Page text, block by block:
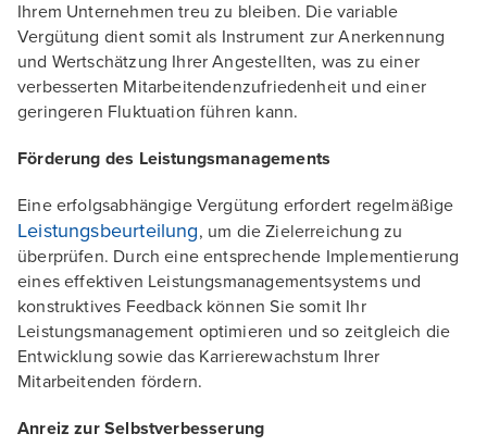
Ihrem Unternehmen treu zu bleiben. Die variable
Vergütung dient somit als Instrument zur Anerkennung
und Wertschätzung Ihrer Angestellten, was zu einer
verbesserten Mitarbeitendenzufriedenheit und einer
geringeren Fluktuation führen kann.
Förderung des Leistungsmanagements
Eine erfolgsabhängige Vergütung erfordert regelmäßige
Leistungsbeurteilung, um die Zielerreichung zu
überprüfen. Durch eine entsprechende Implementierung
eines effektiven Leistungsmanagementsystems und
konstruktives Feedback können Sie somit Ihr
Leistungsmanagement optimieren und so zeitgleich die
Entwicklung sowie das Karrierewachstum Ihrer
Mitarbeitenden fördern.
Anreiz zur Selbstverbesserung